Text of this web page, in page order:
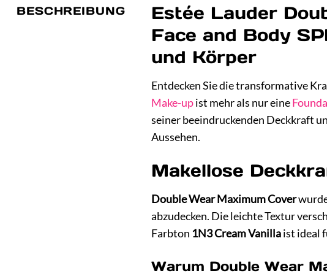
BESCHREIBUNG
Estée Lauder
Face and Body
und Körper
Entdecken Sie die transformative
Make-upist mehr als nur eine
seiner beeindruckenden Deckkraft
Aussehen.
Makellose
Double Wear Maximum Cover
abzudecken. Die leichte Textur
Farbton 1N3 Cream Vanillaist ideal
Warum Double Wear